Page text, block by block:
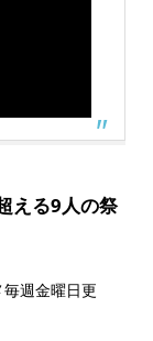
える9人の祭
週金曜日更